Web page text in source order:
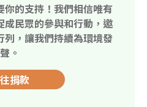
你的支持！我們相信唯有
成民眾的參與和行動，邀
列，讓我們持續為環境發
聲。
捐款